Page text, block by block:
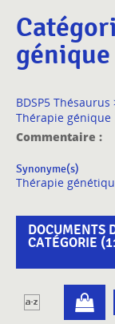
génique
BDSP5 Thésaurus
Thérapie génique
Commentaire :
Synonyme(s)
Thérapie
DOCUMENTS
CATÉGORIE (